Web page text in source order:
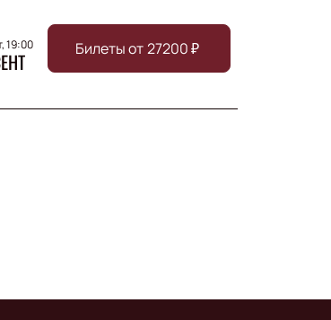
19:00 Билеты от 27200₽